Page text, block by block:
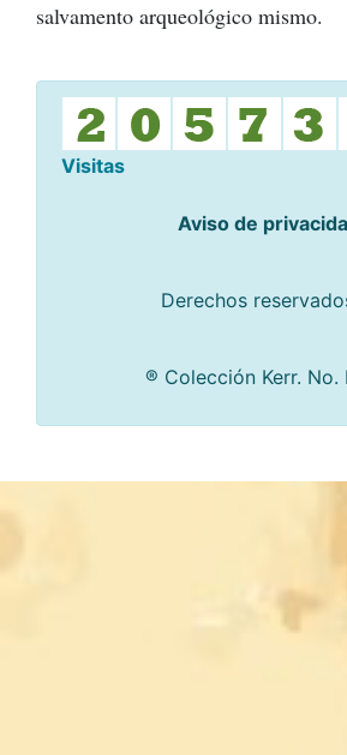
salvamento arqueológico mismo.
Visitas
Aviso de
Derechos
® Colección Kerr. No.